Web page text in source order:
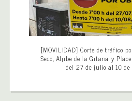
[MOVILIDAD] Corte de tráfico
Seco, Aljibe de la Gitana y
del 27 de julio al 10 de